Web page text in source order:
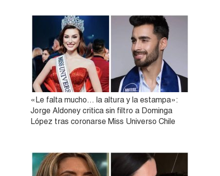
«Le falta mucho… la altura y la estampa»:
Jorge Aldoney critica sin filtro a Dominga
López tras coronarse Miss Universo Chile